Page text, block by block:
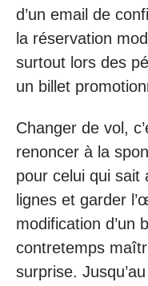
d’un email de
la réservation
surtout lors des
un billet
Changer de vol,
renoncer à la
pour celui qui sait
lignes et garder
modification d’un
contretemps
surprise.